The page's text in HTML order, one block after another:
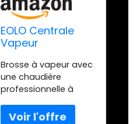
EOLO Centrale
Vapeur
Brosse Vapeur
Défroisseur
Traitement
Vertical
Horizontal
Brosse à vapeur avec
une chaudière
professionnelle à
Système anticalcaire